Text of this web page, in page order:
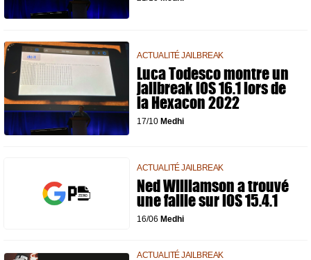
ACTUALITÉ JAILBREAK
Luca Todesco montre un
jailbreak iOS 16.1 lors de
la Hexacon 2022
17/10 Medhi
ACTUALITÉ JAILBREAK
Ned Williamson a trouvé
une faille sur iOS 15.4.1
16/06 Medhi
ACTUALITÉ JAILBREAK